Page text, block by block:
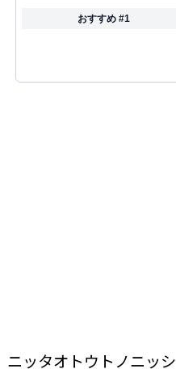
おすすめ #1
ニッタオトウトノニッシ